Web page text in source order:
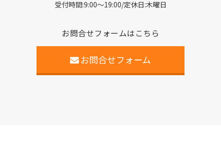
受付時間:9:00〜19:00/定休日:木曜日
お問合せフォームはこちら
お問合せフォーム